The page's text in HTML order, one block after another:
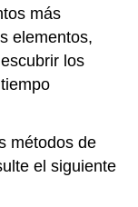
más
elementos,
los
métodos de
el siguiente